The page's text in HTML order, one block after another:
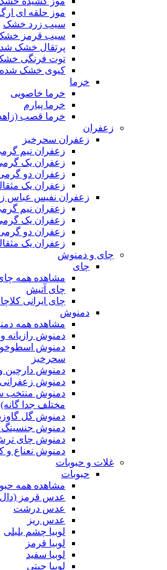
موز حلقه ای
سیب زرد خشک
سیب قرمز
پرتقال خشک
توت فرنگی
کیوی خشک شده
خرما
خرما خاصویی
خرما پیارم
خرما قصب
زعفران
زعفران سحرخیز
زعفران نیم
زعفران یک
زعفران دو
زعفران یک
زعفران نفیس عباس
زعفران نیم
زعفران یک
زعفران دو
زعفران یک
چای و دمنوش
چای
مشاهده همه
چای آتیش
چای ایرانی
دمنوش
مشاهده همه
دمنوش رازیانه
دمنوش
سحرخیز
دمنوش دارچین
دمنوش
دمنوش منتخب
مختلف جدا گانه)
دمنوش گل
دمنوش جنسینگ
دمنوش چای
دمنوش نعناع و
غلات و حبوبات
حبوبات
مشاهده همه
عدس قرمز
عدس درشت
عدس ریز
لوبیا چشم بلبلی
لوبیا قرمز
لوبیا سفید
لوبیا چیتی